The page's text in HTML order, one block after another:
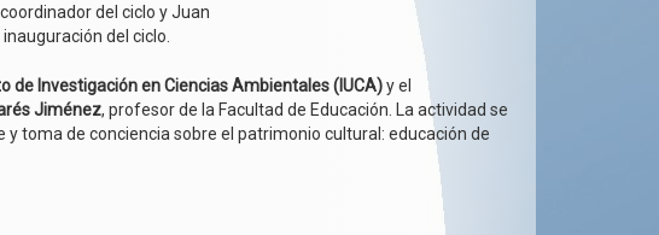
del ciclo y Juan
del ciclo.
de Investigación en Ciencias Ambientales (IUCA)y el
Jiménez, profesor de la Facultad de Educación. La actividad se
toma de conciencia sobre el patrimonio cultural: educación de